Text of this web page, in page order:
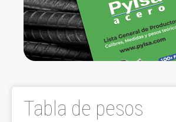
Tabla de pesos